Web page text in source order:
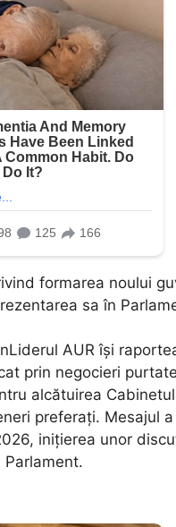
formarea noului
sa în
AUR își
prin negocieri
alcătuirea
preferați. Mesajul
inițierea unor